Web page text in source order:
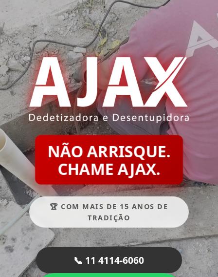
NÃO ARRISQUE.
CHAME AJAX.
🏆 COM MAIS DE 15 ANOS DE
TRADIÇÃO
📞 11 4114-6060